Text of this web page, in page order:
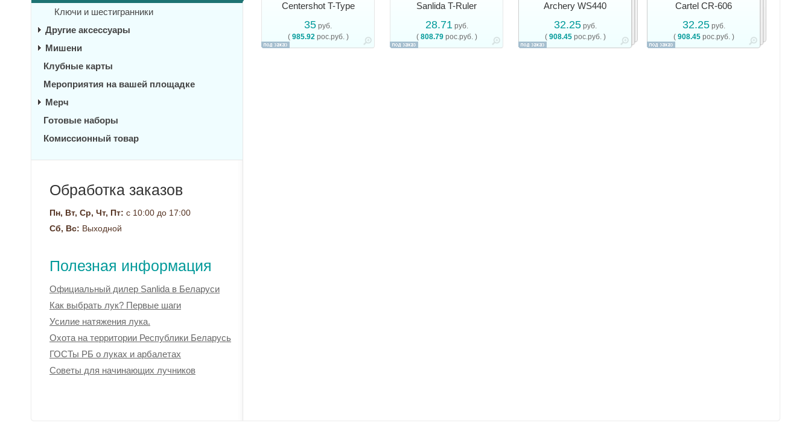
Centershot T-Type
35 руб.
( 985.92рос.руб. )
Sanlida T-Ruler
28.71руб.
( 808.79рос.руб. )
Archery WS440
32.25руб.
( 908.45рос.руб. )
Cartel CR-606
32.25руб.
( 908.45рос.руб. )
Ключи и шестигранники
Другие аксессуары
Мишени
Клубные карты
Мероприятия на вашей площадке
Мерч
Готовые наборы
Комиссионный товар
Обработка заказов
Пн, Вт, Ср, Чт, Пт: с 10:00 до 17:00
Сб, Вс: Выходной
Полезная информация
Официальный дилер Sanlida в Беларуси
Как выбрать лук? Первые шаги
Усилие натяжения лука.
Охота на территории Республики Беларусь
ГОСТы РБ о луках и арбалетах
Советы для начинающих лучников